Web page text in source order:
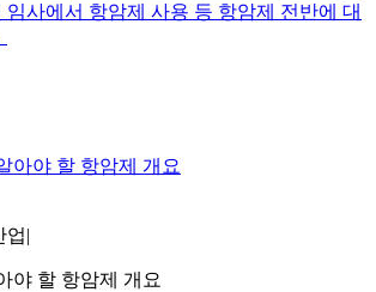
임사에서 항암제 사용 등 항암제 전반에 대
업|
야 할 항암제 개요